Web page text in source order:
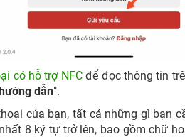
có hỗ trợ NFCđể đọc thông tin
dẫn".
của bạn, tất cả những gì bạn
8 ký tự trở lên, bao gồm chữ